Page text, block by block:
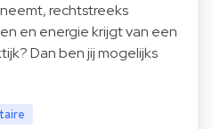
rechtstreeks
en energie krijgt van een
Dan ben jij mogelijks